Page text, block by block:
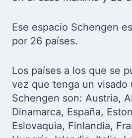
Ese espacio Schengen
por 26 países.
Los países a los que se
vez que tenga un visado
Schengen son: Austria,
Dinamarca, España,
Eslovaquia, Finlandia,